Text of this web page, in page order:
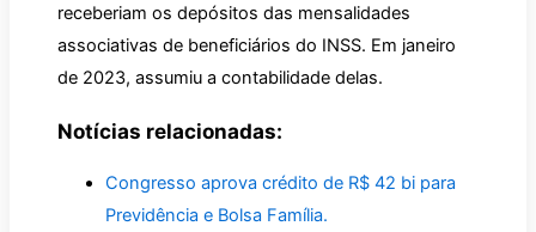
receberiam os depósitos das mensalidades
associativas de beneficiários do INSS. Em janeiro
de 2023, assumiu a contabilidade delas.
Notícias relacionadas:
Congresso aprova crédito de R$ 42 bi para
Previdência e Bolsa Família.